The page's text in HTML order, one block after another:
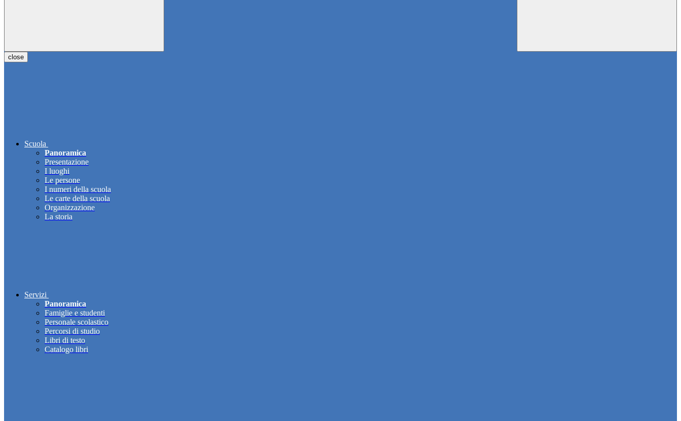
close
Scuola
Panoramica
Presentazione
I luoghi
Le persone
I numeri della scuola
Le carte della scuola
Organizzazione
La storia
Servizi
Panoramica
Famiglie e studenti
Personale scolastico
Percorsi di studio
Libri di testo
Catalogo libri